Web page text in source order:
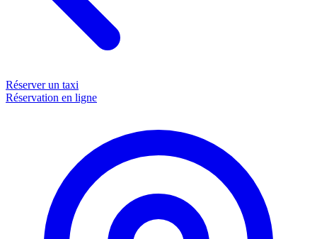
Réserver un taxi
Réservation en ligne